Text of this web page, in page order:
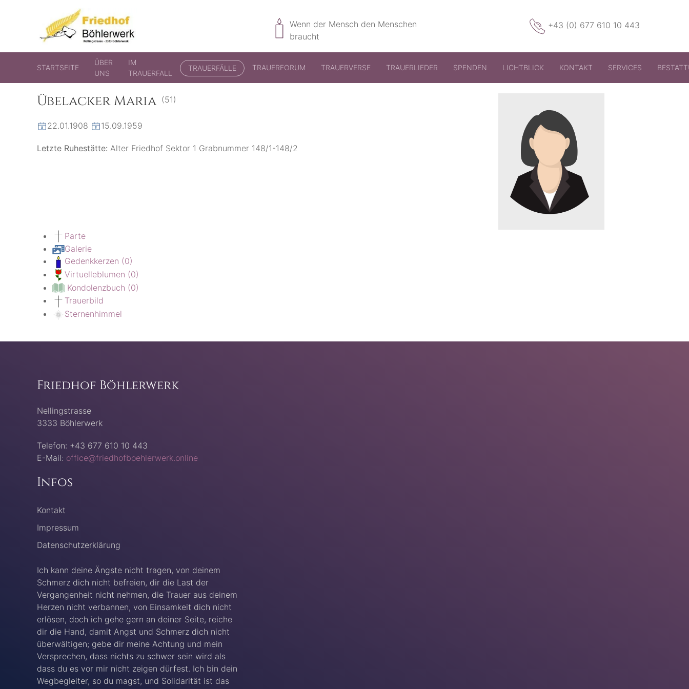
Friedhof Böhlerwerk
der virtuelle Friedhof von Böhlerwerk
Wenn der Mensch den Menschen
braucht
+43 (0) 677 610 10 443
STARTSEITE
ÜBER
UNS
IM
TRAUERFALL
TRAUERFÄLLE TRAUERFORUM TRAUERVERSE TRAUERLIEDER SPENDEN LICHTBLICK KONTAKT SERVICES
Übelacker Maria (51)
22.01.1908 15.09.1959
Letzte Ruhestätte: Alter Friedhof Sektor 1 Grabnummer 148/1-148/2
Parte
Galerie
Gedenkkerzen (0)
Virtuelleblumen (0)
Kondolenzbuch (0)
Trauerbild
Sternenhimmel
Friedhof Böhlerwerk
Nellingstrasse
3333 Böhlerwerk
Telefon: +43 677 610 10 443
E-Mail: office@friedhofboehlerwerk.online
Infos
Kontakt
Impressum
Datenschutzerklärung
Ich kann deine Ängste nicht tragen, von deinem
Schmerz dich nicht befreien, dir die Last der
Vergangenheit nicht nehmen, die Trauer aus deinem
Herzen nicht verbannen, von Einsamkeit dich nicht
erlösen, doch ich gehe gern an deiner Seite, reiche
dir die Hand, damit Angst und Schmerz dich nicht
überwältigen; gebe dir meine Achtung und mein
Versprechen, dass nichts zu schwer sein wird als
dass du es vor mir nicht zeigen dürfest. Ich bin dein
Wegbegleiter, so du magst, und Solidarität ist das